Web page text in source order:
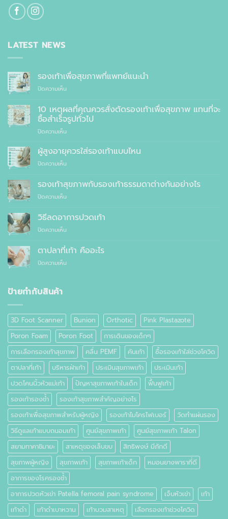
LATEST NEWS
รองเท้าเพื่อสุขภาพที่แพทย์แนะนำ
ปิดความเห็นบน
เพื่อ
สุขภาพ
ที่
แพทย์
10 เหตุผลที่คุณควรสั่งตัดรองเท้าเพื่อสุขภาพ แทนที่จะ
ซื้อสำเร็จรูปทั่วไป
ปิดความเห็นบน
เหตุผล
คุณ
สั่ง
ตัด
รองเท้า
สุขภาพ
สำเร็จรูป
ทั่วไป
ผู้สูงอายุควรใส่รองเท้าแบบไหน
ปิดความเห็นบน
สูง
อายุ
ควร
รองเท้า
ไหน
รองเท้าสุขภาพกับรองเท้าธรรมดาต่างกันอย่างไร
ปิดความเห็นบน
สุขภาพ
กับ
รองเท้า
ต่าง
อย่างไร
วิธีลดอาการปวดเท้า
ปิดความเห็นบน
ลด
อาการ
ปวด
ตาปลาที่เท้า คืออะไร
ปิดความเห็นบน
ป้ายกำกับสินค้า
3D Foot Scanner Bunion Orthotic
Pink Plastazote
Poron Foam
Poron Foot
การเดินของเด็กๆ
การเลือกรองเท้าสุขภาพ
คลื่น PEMF คันเท้า
ซื้อรองเท้าใส่ช่วงโควิด
ตาปลาที่เท้า
บริหารฝ่าเท้า ประเมินสุขภาพเท้า
ประเมินเท้า
ปวดโคนนิ้วหัวแม่เท้า
ปัญหาสุขภาพเท้าในเด็ก
ฟื้นฟูเท้า
รองเท้ารองช้ำ
รองเท้าสุขภาพสำคัญอย่างไร
รองเท้าเพื่อสุขภาพสำหรับผู้หญิง
รองเท้าไมโครไฟเบอร์
วัดทำแผ่นรอง
วิธีดูแลเท้าแบบถนอมเท้า
ศูนย์สุขภาพเท้า
ศูนย์สุขภาพเท้า Talon
สยามทาคาชิมายะ
สาเหตุของเล็บขบ
สิทธิพงษ์ มีภักดี
สุขภาพผู้หญิง
สุขภาพเท้า สุขภาพเท้าเด็ก
หมอนยางพาราที่ดี
อาการของโรครองช้ำ
อาการปวดหัวเข่า Patella femoral pain syndrome
เจ็บหัวเข่า
เท้า
เท้าดำ
เท้าดำเบาหวาน เท้าบวมสาเหตุ เลือกรองเท้าช่วงโควิด